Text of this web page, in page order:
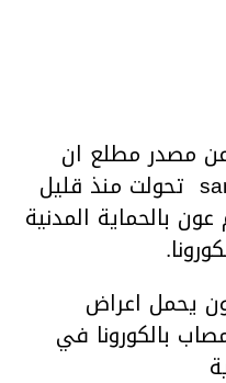
مصدر مطلع ان
الوحدة الطبية المتنقلة samu تحولت منذ قليل
بالحماية المدنية
يحمل اعراض
بالكورونا في